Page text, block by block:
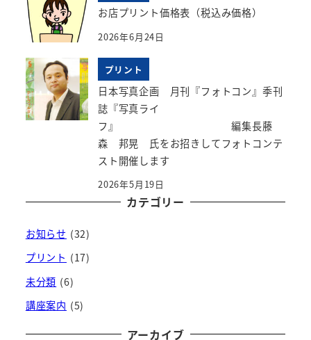
お店プリント価格表（税込み価格）
2026年6月24日
プリント
日本写真企画 月刊『フォトコン』季刊
誌『写真ライ
フ』 編集長藤
森 邦晃 氏をお招きしてフォトコンテ
スト開催します
2026年5月19日
カテゴリー
お知らせ (32)
プリント (17)
未分類 (6)
講座案内 (5)
アーカイブ